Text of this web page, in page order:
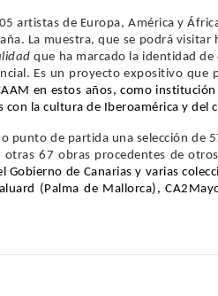
artistas de Europa, América y
La muestra, que se podrá visitar
que ha marcado la identidad
Es un proyecto expositivo que
en estos años, como
la cultura de Iberoamérica y del
de partida una selección de
67 obras procedentes de
de Canarias y varias
(Palma de Mallorca),